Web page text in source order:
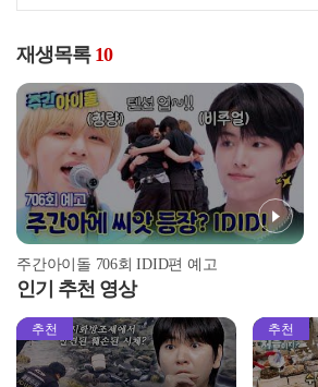
재생목록 10
주간아이돌 706회 IDID편 예고
인기 추천 영상
추천 추천